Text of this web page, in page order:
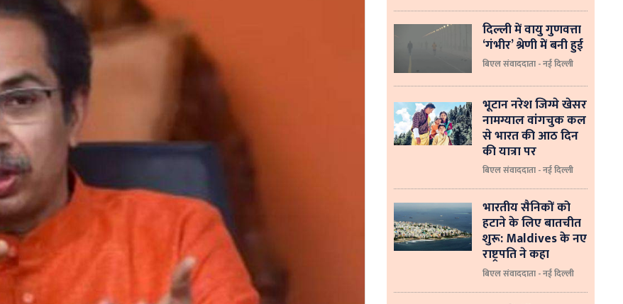
दिल्ली में वायु गुणवत्ता
‘गंभीर’ श्रेणी में बनी हुई
बिएल संवाददाता - नई दिल्ली
भूटान नरेश जिग्मे खेसर
नामग्याल वांगचुक कल
से भारत की आठ दिन
की यात्रा पर
बिएल संवाददाता - नई दिल्ली
भारतीय सैनिकों को
हटाने के लिए बातचीत
शुरू: Maldives के नए
राष्ट्रपति ने कहा
बिएल संवाददाता - नई दिल्‍ली